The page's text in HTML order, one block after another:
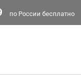
по России бесплатно